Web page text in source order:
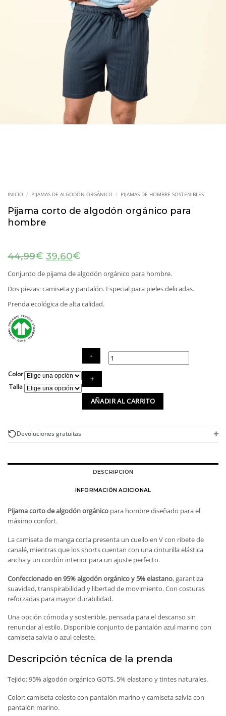
INICIO / PIJAMAS DE ALGODÓN ORGÁNICO / PIJAMAS DE HOMBRE SOSTENIBLES
Pijama corto de algodón orgánico para
hombre
44,99€ El
precio
original
era:
44,99€.
39,60€
actual
es:
39,60€.
Conjunto de pijama de algodón orgánico para hombre.
Dos piezas: camiseta y pantalón. Especial para pieles delicadas.
Prenda ecológica de alta calidad.
Color
Talla
de
algodón
orgánico
AÑADIR AL CARRITO
Devoluciones gratuitas +
DESCRIPCIÓN
INFORMACIÓN ADICIONAL
Pijama corto de algodón orgánico para hombre diseñado para el
máximo confort.
La camiseta de manga corta presenta un cuello en V con ribete de
canalé, mientras que los shorts cuentan con una cinturilla elástica
ancha y un cordón interior para un ajuste perfecto.
Confeccionado en 95% algodón orgánico y 5% elastano, garantiza
suavidad, transpirabilidad y libertad de movimiento. Con costuras
reforzadas para mayor durabilidad.
Una opción cómoda y sostenible, pensada para el descanso sin
renunciar al estilo. Disponible conjunto de pantalón azul marino con
camiseta salvia o azul celeste.
Descripción técnica de la prenda
Tejido: 95% algodón orgánico GOTS, 5% elastano y tintes naturales.
Color: camiseta celeste con pantalón marino y camiseta salvia con
pantalón marino.